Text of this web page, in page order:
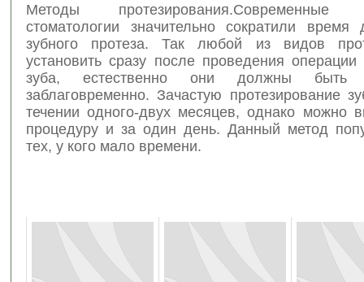
Методы протезирования.Современные
стоматологии значительно сократили время
зубного протеза. Так любой из видов
установить сразу после проведения
зуба, естественно они должны быть
заблаговременно. Зачастую протезирование
течении одного-двух месяцев, однако можно
процедуру и за один день. Данный метод
тех, у кого мало времени.